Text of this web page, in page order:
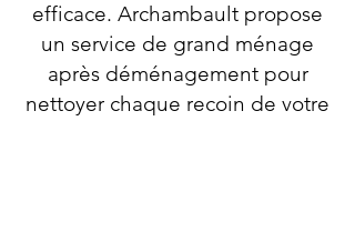
efficace. Archambault propose
un service de grand ménage
après déménagement pour
nettoyer chaque recoin de votre